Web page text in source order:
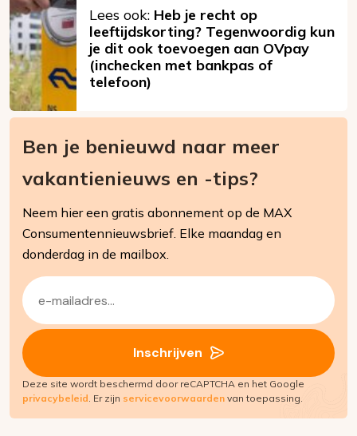
Lees ook: Heb je recht op
leeftijdskorting? Tegenwoordig kun
je dit ook toevoegen aan OVpay
(inchecken met bankpas of
telefoon)
Ben je benieuwd naar meer
vakantienieuws en -tips?
Neem hier een gratis abonnement op de MAX
Consumentennieuwsbrief. Elke maandag en
donderdag in de mailbox.
E-
mailadres
(Vereist)
Inschrijven
Deze site wordt beschermd door reCAPTCHA en het Google
privacybeleid. Er zijn servicevoorwaarden van toepassing.